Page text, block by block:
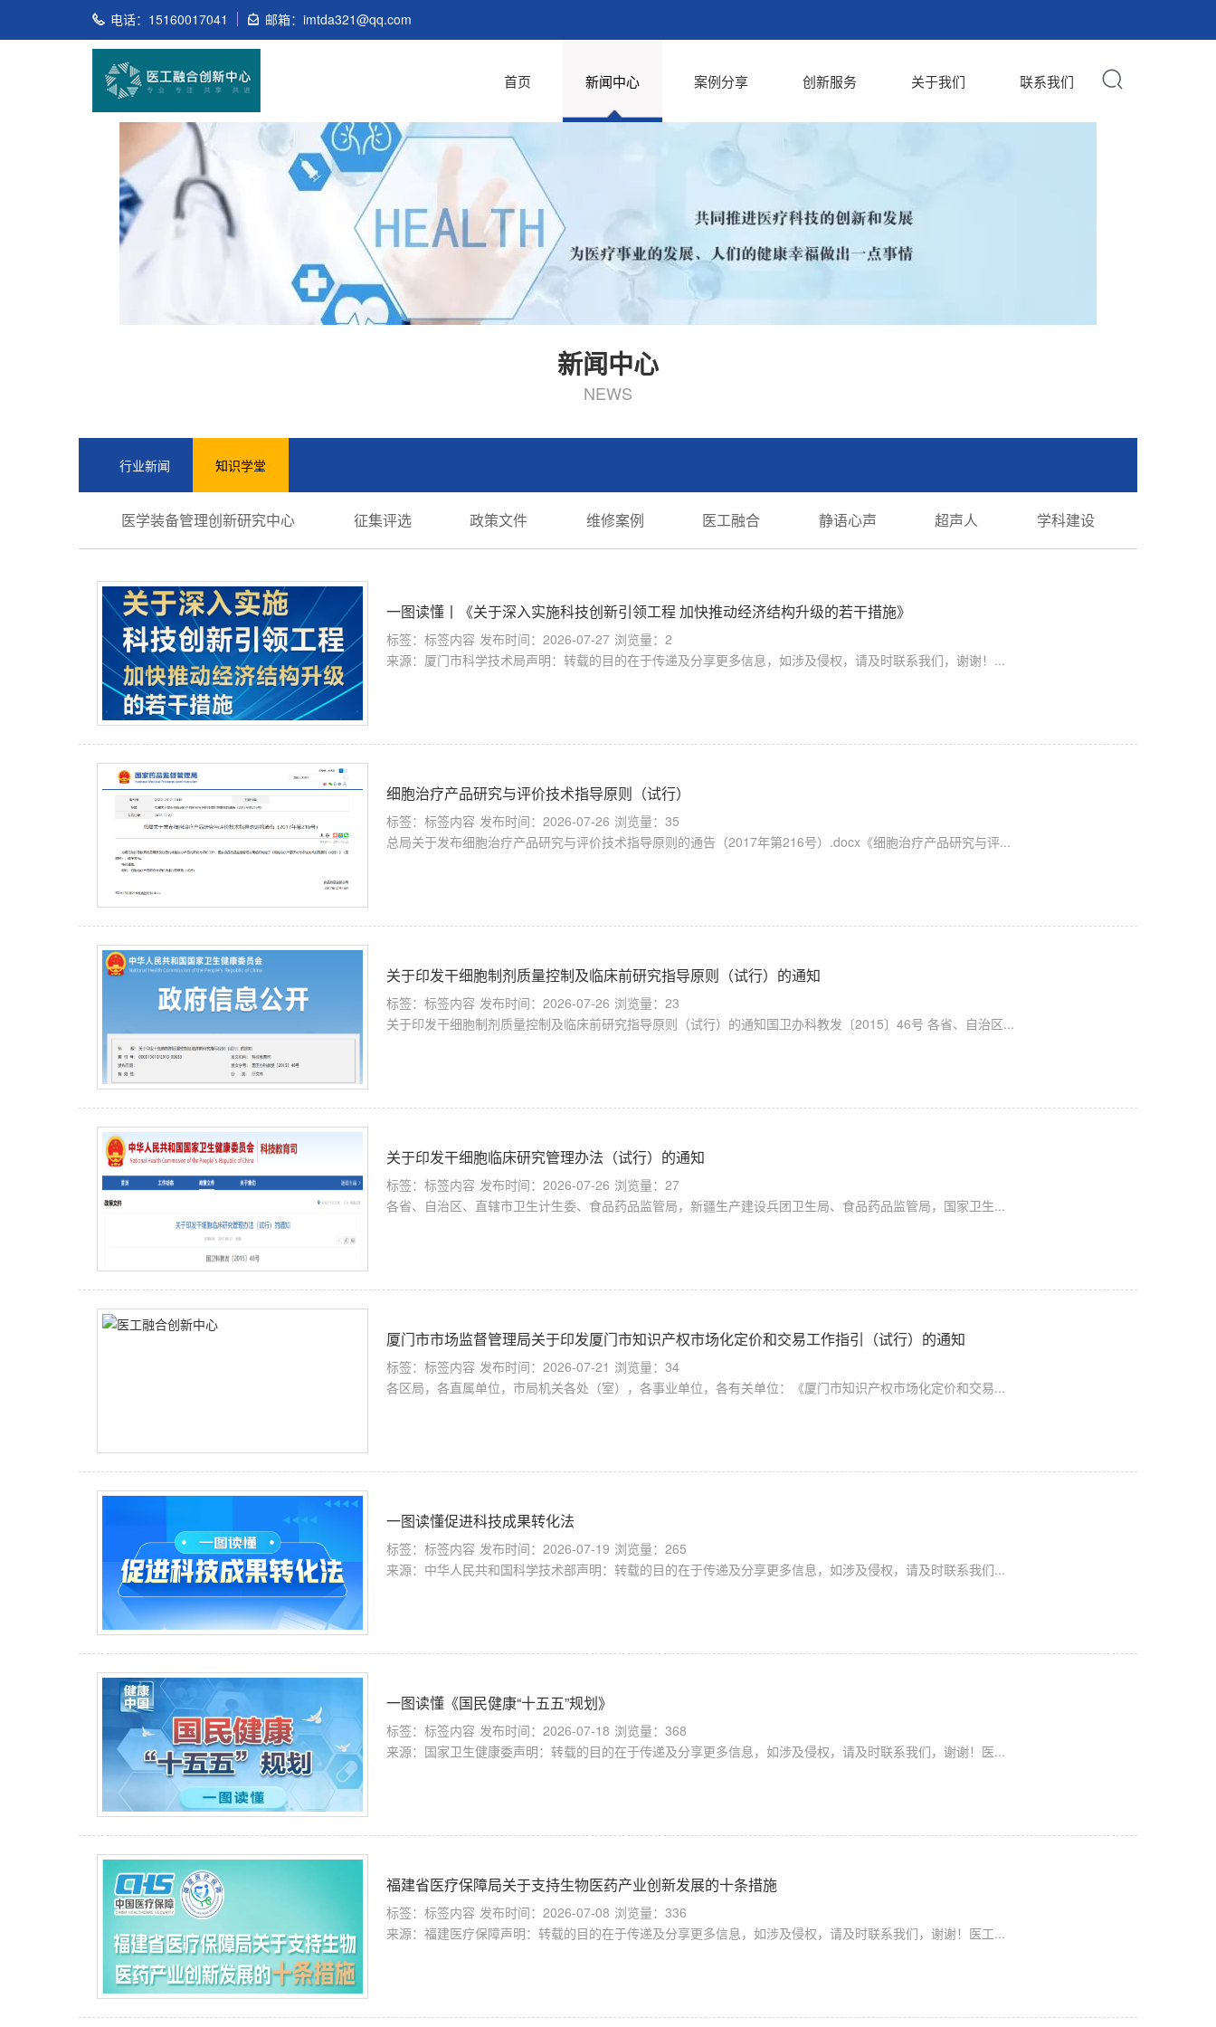
电话：15160017041 邮箱：imtda321@qq.com
首页 新闻中心 案例分享 创新服务 关于我们 联系我们
新闻中心
NEWS
行业新闻 知识学堂
医学装备管理创新研究中心 征集评选 政策文件 维修案例 医工融合 静语心声 超声人 学科建设
一图读懂丨《关于深入实施科技创新引领工程 加快推动经济结构升级的若干措施》
标签：标签内容 发布时间：2026-07-27 浏览量：2
来源：厦门市科学技术局声明：转载的目的在于传递及分享更多信息，如涉及侵权，请及时联系我们，谢谢！...
细胞治疗产品研究与评价技术指导原则（试行）
标签：标签内容 发布时间：2026-07-26 浏览量：35
总局关于发布细胞治疗产品研究与评价技术指导原则的通告（2017年第216号）.docx《细胞治疗产品研究与评...
关于印发干细胞制剂质量控制及临床前研究指导原则（试行）的通知
标签：标签内容 发布时间：2026-07-26 浏览量：23
关于印发干细胞制剂质量控制及临床前研究指导原则（试行）的通知国卫办科教发〔2015〕46号 各省、自治区...
关于印发干细胞临床研究管理办法（试行）的通知
标签：标签内容 发布时间：2026-07-26 浏览量：27
各省、自治区、直辖市卫生计生委、食品药品监管局，新疆生产建设兵团卫生局、食品药品监管局，国家卫生...
厦门市市场监督管理局关于印发厦门市知识产权市场化定价和交易工作指引（试行）的通知
标签：标签内容 发布时间：2026-07-21 浏览量：34
各区局，各直属单位，市局机关各处（室），各事业单位，各有关单位：《厦门市知识产权市场化定价和交易...
一图读懂促进科技成果转化法
标签：标签内容 发布时间：2026-07-19 浏览量：265
来源：中华人民共和国科学技术部声明：转载的目的在于传递及分享更多信息，如涉及侵权，请及时联系我们...
一图读懂《国民健康“十五五”规划》
标签：标签内容 发布时间：2026-07-18 浏览量：368
来源：国家卫生健康委声明：转载的目的在于传递及分享更多信息，如涉及侵权，请及时联系我们，谢谢！医...
福建省医疗保障局关于支持生物医药产业创新发展的十条措施
标签：标签内容 发布时间：2026-07-08 浏览量：336
来源：福建医疗保障声明：转载的目的在于传递及分享更多信息，如涉及侵权，请及时联系我们，谢谢！医工...